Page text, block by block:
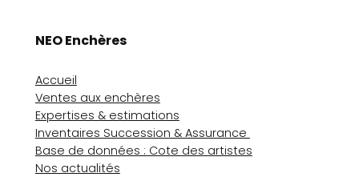
NEO Enchères
Accueil
Ventes aux enchères
Expertises & estimations
Inventaires Succession & Assurance
Base de données : Cote des artistes
Nos actualités